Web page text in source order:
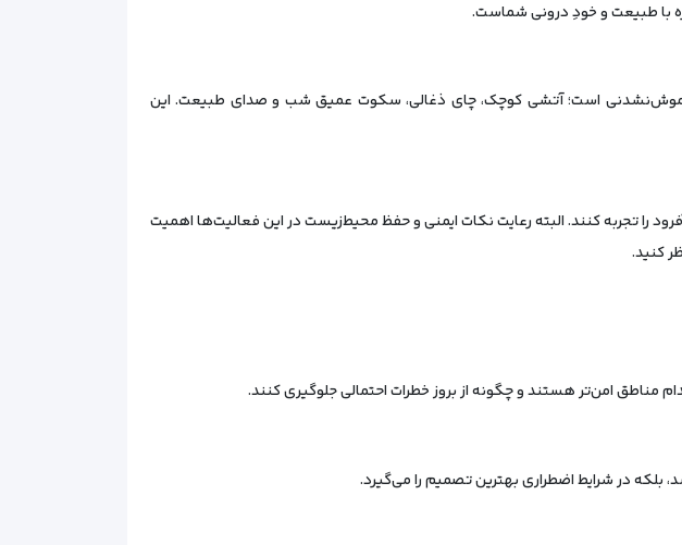
با طبیعت و خودِ درونی شماست.
است؛ آتشی کوچک، چای ذغالی، سکوت عمیق شب و صدای طبیعت. این
را تجربه کنند. البته رعایت نکات ایمنی و حفظ محیط‌زیست در این فعالیت‌ها اهمیت
کنید.
مناطق امن‌تر هستند و چگونه از بروز خطرات احتمالی جلوگیری کنند.
بلکه در شرایط اضطراری بهترین تصمیم را می‌گیرد.